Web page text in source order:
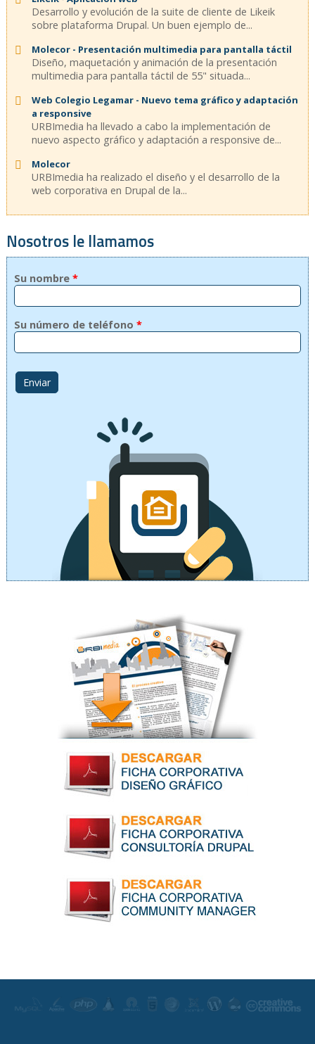
Desarrollo y evolución de la suite de cliente de Likeik
sobre plataforma Drupal. Un buen ejemplo de...
Molecor - Presentación multimedia para pantalla táctil
Diseño, maquetación y animación de la presentación
multimedia para pantalla táctil de 55" situada...
Web Colegio Legamar - Nuevo tema gráfico y adaptación
a responsive
URBImedia ha llevado a cabo la implementación de
nuevo aspecto gráfico y adaptación a responsive de...
Molecor
URBImedia ha realizado el diseño y el desarrollo de la
web corporativa en Drupal de la...
Nosotros le llamamos
Su nombre *
Su número de teléfono *